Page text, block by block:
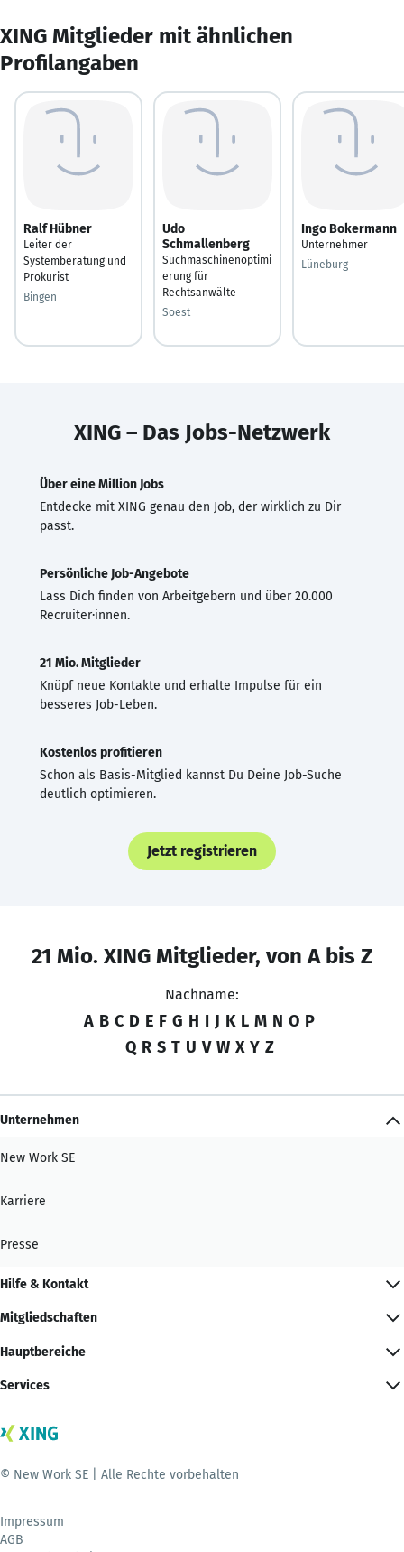
XING Mitglieder mit ähnlichen
Profilangaben
Ralf Hübner
Leiter der
Systemberatung und
Prokurist
Bingen
Udo
Schmallenberg
Suchmaschinenoptimi
erung für
Rechtsanwälte
Soest
Ingo Bokermann
Unternehmer
Lüneburg
XING – Das Jobs-Netzwerk
Über eine Million Jobs
Entdecke mit XING genau den Job, der wirklich zu Dir
passt.
Persönliche Job-Angebote
Lass Dich finden von Arbeitgebern und über 20.000
Recruiter·innen.
21 Mio. Mitglieder
Knüpf neue Kontakte und erhalte Impulse für ein
besseres Job-Leben.
Kostenlos profitieren
Schon als Basis-Mitglied kannst Du Deine Job-Suche
deutlich optimieren.
Jetzt registrieren
21 Mio. XING Mitglieder, von A bis Z
Nachname:
A B C D E F G H I J K L M N O P
Q R S T U V W X Y Z
Unternehmen
New Work SE
Karriere
Presse
Hilfe & Kontakt
Mitgliedschaften
Hauptbereiche
Services
© New Work SE | Alle Rechte vorbehalten
Impressum
AGB